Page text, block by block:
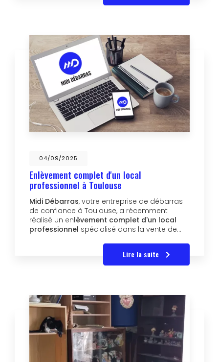
04/09/2025
Enlèvement complet d'un local
professionnel à Toulouse
Midi Débarras, votre entreprise de débarras
de confiance à Toulouse, a récemment
réalisé un enlèvement complet d'un local
professionnel spécialisé dans la vente de…
Lire la suite